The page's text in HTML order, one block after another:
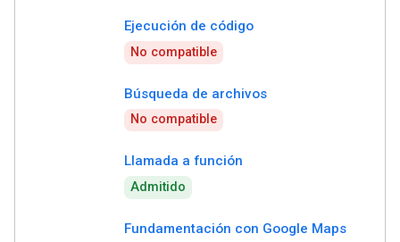
Ejecución de código
No compatible
Búsqueda de archivos
No compatible
Llamada a función
Admitido
Fundamentación con Google Maps